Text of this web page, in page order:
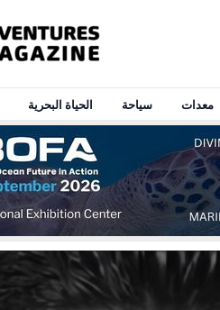
معدات سياحة الحياة البحرية